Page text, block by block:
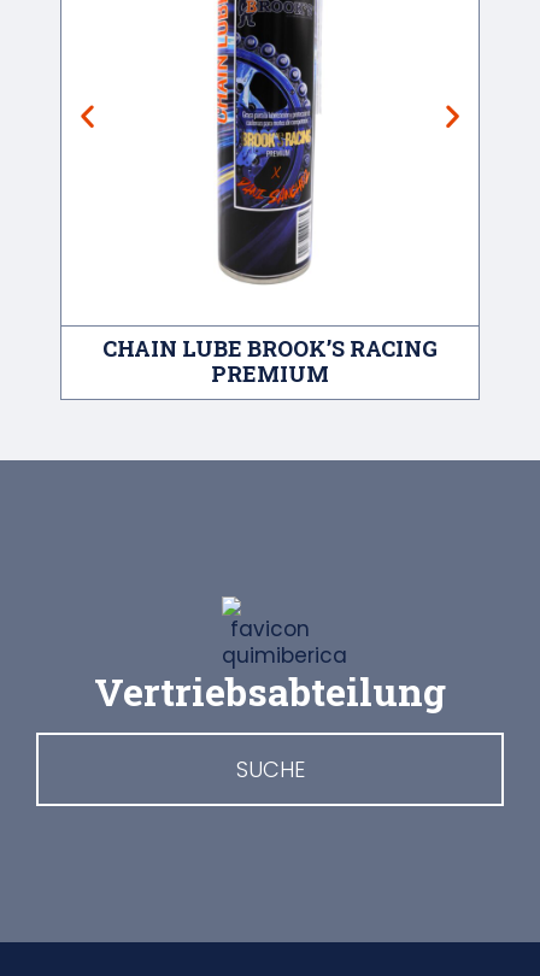
CHAIN LUBE BROOK’S RACING
PREMIUM
Vertriebsabteilung
SUCHE